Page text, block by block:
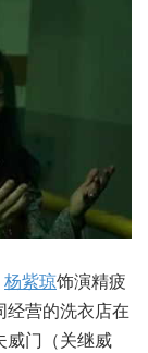
杨紫琼饰演精疲
经营的洗衣店在
威门（关继威